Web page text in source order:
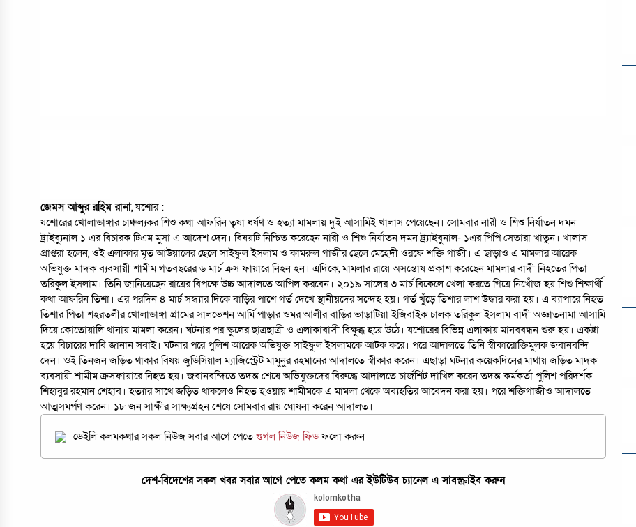
জেমস আব্দুর রহিম রানা, যশোর :
যশোরের খোলাডাঙ্গার চাঞ্চল্যকর শিশু কথা আফরিন তৃষা ধর্ষণ ও হত্যা মামলায় দুই আসামিই খালাস পেয়েছেন। সোমবার নারী ও শিশু নির্যাতন দমন
ট্রাইব্যুনাল ১ এর বিচারক টিএম মুসা এ আদেশ দেন। বিষয়টি নিশ্চিত করেছেন নারী ও শিশু নির্যাতন দমন ট্র্যাইবুনাল- ১এর পিপি সেতারা খাতুন। খালাস
প্রাপ্তরা হলেন, ওই এলাকার মৃত আউয়ালের ছেলে সাইফুল ইসলাম ও কামরুল গাজীর ছেলে মেহেদী ওরফে শক্তি গাজী। এ ছাড়াও এ মামলার আরেক
অভিযুক্ত মাদক ব্যবসায়ী শামীম গতবছরের ৬ মার্চ ক্রস ফায়ারে নিহন হন। এদিকে, মামলার রায়ে অসন্তোষ প্রকাশ করেছেন মামলার বাদী নিহতের পিতা
তরিকুল ইসলাম। তিনি জানিয়েছেন রায়ের বিপক্ষে উচ্চ আদালতে আপিল করবেন। ২০১৯ সালের ৩ মার্চ বিকেলে খেলা করতে গিয়ে নিখোঁজ হয় শিশু শিক্ষার্থী
কথা আফরিন তিশা। এর পরদিন ৪ মার্চ সন্ধ্যার দিকে বাড়ির পাশে গর্ত দেখে স্থানীয়দের সন্দেহ হয়। গর্ত খুঁড়ে তিশার লাশ উদ্ধার করা হয়। এ ব্যাপারে নিহত
তিশার পিতা শহরতলীর খোলাডাঙ্গা গ্রামের সালভেশন আর্মি পাড়ার ওমর আলীর বাড়ির ভাড়াটিয়া ইজিবাইক চালক তরিকুল ইসলাম বাদী অজ্ঞাতনামা আসামি
দিয়ে কোতোয়ালি থানায় মামলা করেন। ঘটনার পর স্কুলের ছাত্রছাত্রী ও এলাকাবাসী বিক্ষুব্ধ হয়ে উঠে। যশোরের বিভিন্ন এলাকায় মানববন্ধন শুরু হয়। একট্টা
হয়ে বিচারের দাবি জানান সবাই। ঘটনার পরে পুলিশ আরেক অভিযুক্ত সাইফুল ইসলামকে আটক করে। পরে আদালতে তিনি স্বীকারোক্তিমুলক জবানবন্দি
দেন। ওই তিনজন জড়িত থাকার বিষয় জুডিসিয়াল ম্যাজিস্ট্রেট মামুনুর রহমানের আদালতে স্বীকার করেন। এছাড়া ঘটনার কয়েকদিনের মাথায় জড়িত মাদক
ব্যবসায়ী শামীম ক্রসফায়ারে নিহত হয়। জবানবন্দিতে তদন্ত শেষে অভিযুক্তদের বিরুদ্ধে আদালতে চার্জশিট দাখিল করেন তদন্ত কর্মকর্তা পুলিশ পরিদর্শক
শিহাবুর রহমান শেহাব। হত্যার সাথে জড়িত থাকলেও নিহত হওয়ায় শামীমকে এ মামলা থেকে অব্যহতির আবেদন করা হয়। পরে শক্তিগাজীও আদালতে
আত্মসমর্পণ করেন। ১৮ জন সাক্ষীর সাক্ষ্যগ্রহন শেষে সোমবার রায় ঘোষনা করেন আদালত।
ডেইলি কলমকথার সকল নিউজ সবার আগে পেতেগুগল নিউজ ফিডফলো করুন
দেশ-বিদেশের সকল খবর সবার আগে পেতে কলম কথা এর ইউটিউব চ্যানেল এ সাবস্ক্রাইব করুন